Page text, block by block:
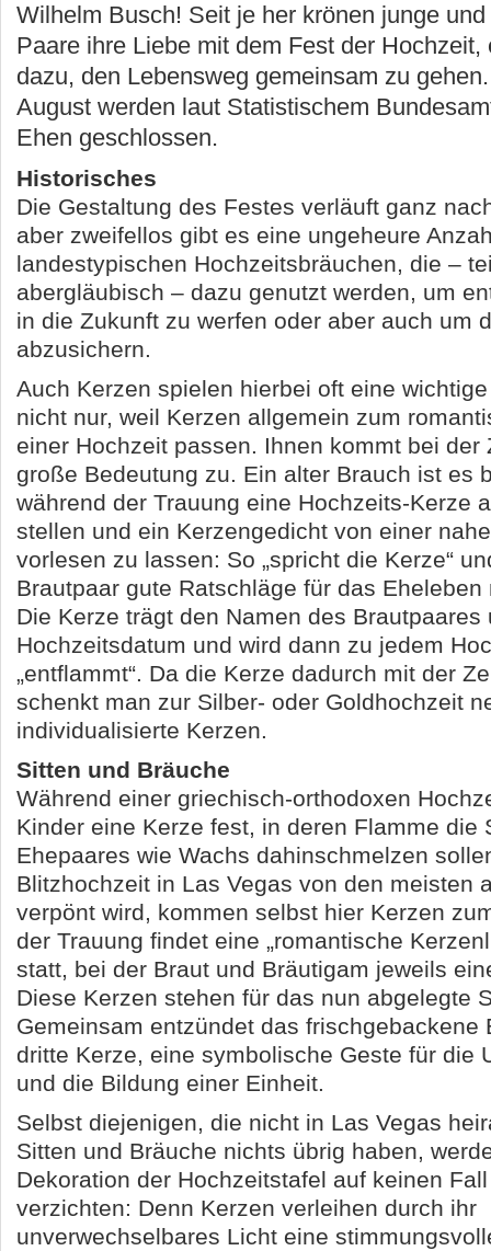
Wilhelm Busch! Seit je her krönen junge
Paare ihre Liebe mit dem Fest der
dazu, den Lebensweg gemeinsam zu
August werden laut Statistischem
Ehen geschlossen.
Historisches
Die Gestaltung des Festes verläuft ganz
aber zweifellos gibt es eine ungeheure
landestypischen Hochzeitsbräuchen, die –
abergläubisch – dazu genutzt werden, um
in die Zukunft zu werfen oder aber auch um
abzusichern.
Auch Kerzen spielen hierbei oft eine
nicht nur, weil Kerzen allgemein zum
einer Hochzeit passen. Ihnen kommt bei der
große Bedeutung zu. Ein alter Brauch ist es
während der Trauung eine Hochzeits-Kerze
stellen und ein Kerzengedicht von einer
vorlesen zu lassen: So „spricht die Kerze“
Brautpaar gute Ratschläge für das
Die Kerze trägt den Namen des Brautpaares
Hochzeitsdatum und wird dann zu jedem
„entflammt“. Da die Kerze dadurch mit der
schenkt man zur Silber- oder Goldhochzeit
individualisierte Kerzen.
Sitten und Bräuche
Während einer griechisch-orthodoxen
Kinder eine Kerze fest, in deren Flamme die
Ehepaares wie Wachs dahinschmelzen
Blitzhochzeit in Las Vegas von den meisten
verpönt wird, kommen selbst hier Kerzen
der Trauung findet eine „romantische
statt, bei der Braut und Bräutigam jeweils
Diese Kerzen stehen für das nun abgelegte
Gemeinsam entzündet das frischgebackene
dritte Kerze, eine symbolische Geste für die
und die Bildung einer Einheit.
Selbst diejenigen, die nicht in Las Vegas
Sitten und Bräuche nichts übrig haben,
Dekoration der Hochzeitstafel auf keinen
verzichten: Denn Kerzen verleihen durch ihr
unverwechselbares Licht eine